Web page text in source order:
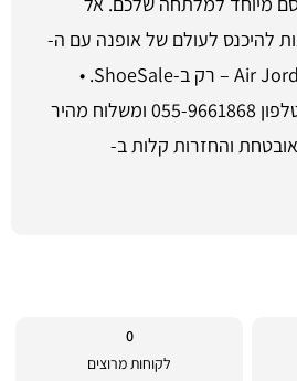
להיכנס לעולם של אופנה עם ה-
Air Jordan 1 Mid Corduroy – רק ב-ShoeSale. •
שירות לקוחות זמין בטלפון 055-9661868 ומשלוח מהיר
והחזרות קלות ב-
0
לקוחות מרוצים